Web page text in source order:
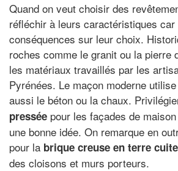
Quand on veut choisir des
réfléchir à leurs caractéristiques car
conséquences sur leur choix.
roches comme le granit ou la pierre
les matériaux travaillés par les
Pyrénées. Le maçon moderne
aussi le béton ou la chaux.
pressée pour les façades de
une bonne idée. On remarque en
pour la brique creuse en terre cuite
des cloisons et murs porteurs.